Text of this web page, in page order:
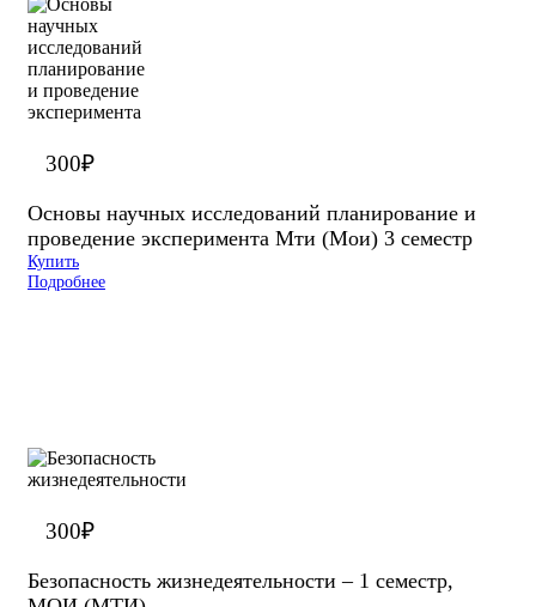
300₽
Основы научных исследований планирование и
проведение эксперимента Мти (Мои) 3 семестр
Купить
Подробнее
300₽
Безопасность жизнедеятельности – 1 семестр,